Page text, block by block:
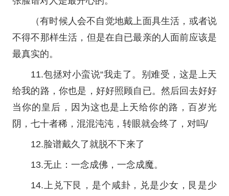
（有时候人会不自觉地戴上面具生活，或者说
不得不那样生活，但是在自已最亲的人面前应该是
最真实的。
11.包拯对小蛮说“我走了。别难受，这是上天
给我的路，你也是，好好照顾自已。然后回去好好
当你的皇后，因为这也是上天给你的路，百岁光
阴，七十者稀，混混沌沌，转眼就会终了，对吗/
12.脸谱戴久了就脱不下来了
13.无止：一念成佛，一念成魔。
14.上兑下艮，是个咸卦，兑是少女，艮是少